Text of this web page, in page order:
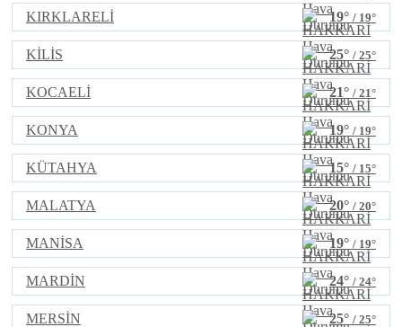
KIRKLARELİ 19° / 19°
KİLİS 25° / 25°
KOCAELİ 21° / 21°
KONYA 19° / 19°
KÜTAHYA 15° / 15°
MALATYA 20° / 20°
MANİSA 19° / 19°
MARDİN 24° / 24°
MERSİN 25° / 25°